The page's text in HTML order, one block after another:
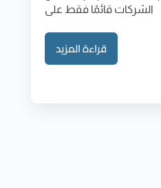
الشركات قائمًا فقط على
قراءة المزيد